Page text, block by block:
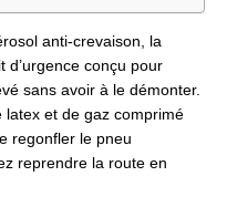
anti-crevaison, la
d’urgence conçu pour
sans avoir à le démonter.
latex et de gaz comprimé
regonfler le pneu
reprendre la route en